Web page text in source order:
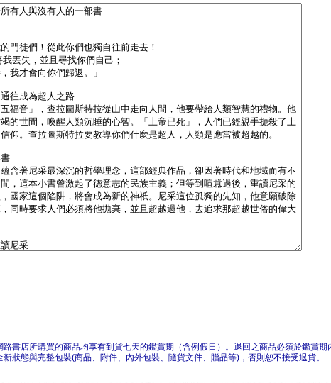
書店所購買的商品均享有到貨七天的鑑賞期（含例假日）。退回之商品必須於鑑賞期
狀態與完整包裝(商品、附件、內外包裝、隨貨文件、贈品等)，否則恕不接受退貨。